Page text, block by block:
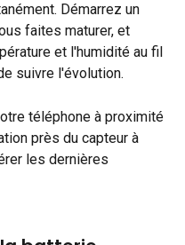
Démarrez un
faites maturer, et
et l'humidité au fil
suivre l'évolution.
téléphone à proximité
près du capteur à
les dernières